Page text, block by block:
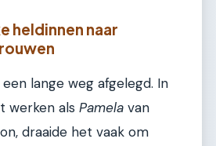
heldinnen naar
lange weg afgelegd. In
werken als Pamela van
draaide het vaak om